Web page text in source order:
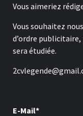
Vous aimeriez
Vous souhaitez
d’ordre
sera étudiée.
E-Mail*